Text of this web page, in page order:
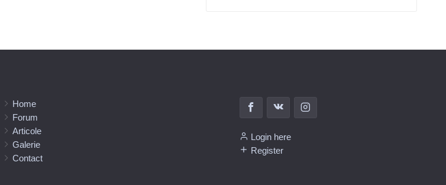
Home
Forum
Articole
Galerie
Contact
Login here
Register